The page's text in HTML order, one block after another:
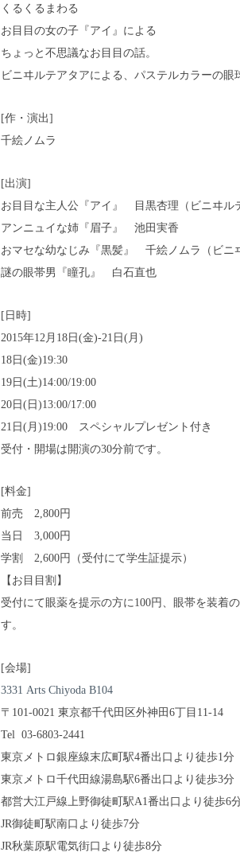
くるくるまわる
お目目の女の子『アイ』による
ちょっと不思議なお目目の話。
ビニヰルテアタアによる、パステルカラーの眼
[作・演出]
千絵ノムラ
[出演]
お目目な主人公『アイ』 目黒杏理（ビニヰル
アンニュイな姉『眉子』 池田実香
おマセな幼なじみ『黒髪』 千絵ノムラ（ビニ
謎の眼帯男『瞳孔』 白石直也
[日時]
2015年12月18日(金)-21日(月)
18日(金)19:30
19日(土)14:00/19:00
20日(日)13:00/17:00
21日(月)19:00 スペシャルプレゼント付き
受付・開場は開演の30分前です。
[料金]
前売 2,800円
当日 3,000円
学割 2,600円（受付にて学生証提示）
【お目目割】
受付にて眼薬を提示の方に100円、眼帯を装着
す。
[会場]
3331 Arts Chiyoda B104
〒101-0021 東京都千代田区外神田6丁目11-14
Tel 03-6803-2441
東京メトロ銀座線末広町駅4番出口より徒歩1分
東京メトロ千代田線湯島駅6番出口より徒歩3分
都営大江戸線上野御徒町駅A1番出口より徒歩6
JR御徒町駅南口より徒歩7分
JR秋葉原駅電気街口より徒歩8分